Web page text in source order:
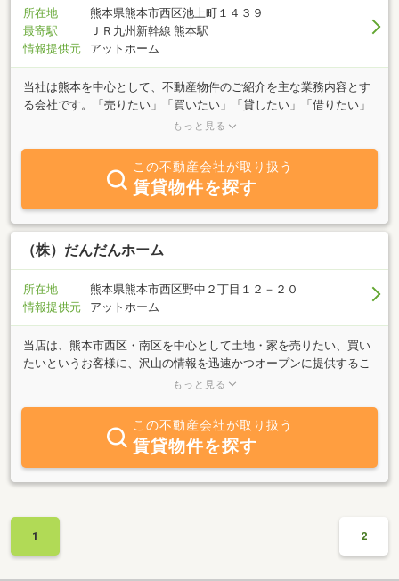
所在地
熊本県熊本市西区池上町１４３９
最寄駅
ＪＲ九州新幹線 熊本駅
情報提供元
アットホーム
当社は熊本を中心として、不動産物件のご紹介を主な業務内容とす
る会社です。「売りたい」「買いたい」「貸したい」「借りたい」
熊本市に限らず、近郊から熊本県内の物件を幅広くご相談くださ
スタッフが親身になってご要望にお答え致しますので、まずはお気
軽にご相談ください。
もっと見る
この不動産会社が取り扱う
賃貸物件を探す
（株）だんだんホーム
所在地
熊本県熊本市西区野中２丁目１２－２０
情報提供元
アットホーム
当店は、熊本市西区・南区を中心として土地・家を売りたい、買い
たいというお客様に、沢山の情報を迅速かつオープンに提供するこ
とで、『納得できる住まい探し』をサポートします。お家探しは当
もっと見る
この不動産会社が取り扱う
賃貸物件を探す
1 2